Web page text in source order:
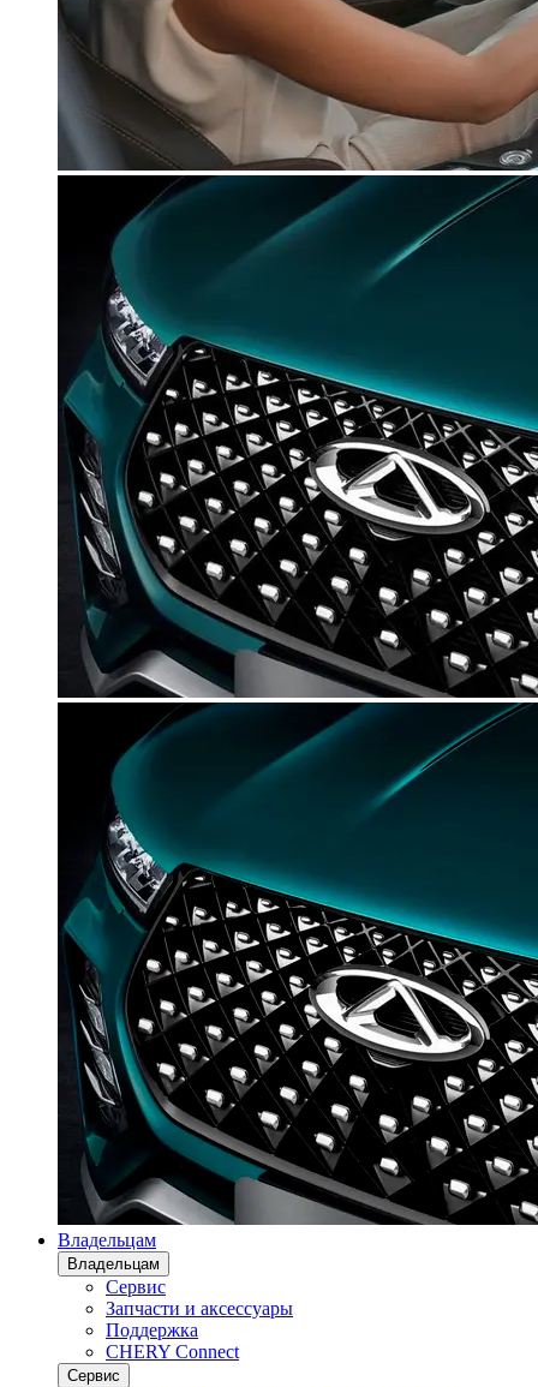
Владельцам
Владельцам
Сервис
Запчасти и аксессуары
Поддержка
CHERY Connect
Сервис